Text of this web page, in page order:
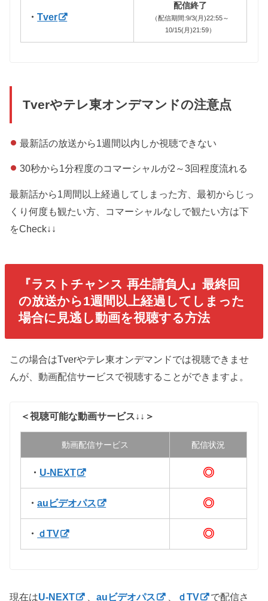
・Tver
配信終了
（配信期間:9/3(月)22:55～
10/15(月)21:59）
Tverやテレ東オンデマンドの注意点
最新話の放送から1週間以内しか視聴できない
30秒から1分程度のコマーシャルが2～3回程度流れる
最新話から1周間以上経過してしまった方、最初からじっ
くり何度も観たい方、コマーシャルなしで観たい方は下
をCheck↓↓
『ラストチャンス 再生請負人 』最終回
の放送から1週間以上経過してしまった
場合に見逃し動画を視聴する方法
この場合はTverやテレ東オンデマンドでは視聴できませ
んが、動画配信サービスで視聴することができますよ。
＜視聴可能な動画サービス↓↓＞
動画配信サービス 配信状況
・ U-NEXT ◎
・auビデオパス ◎
・ ｄTV ◎
現在はU-NEXT 、auビデオパス ｄTV で配信さ